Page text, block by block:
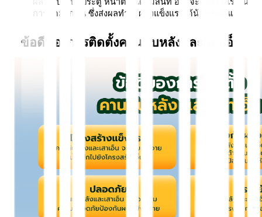
ผลให้เปิด-ปิดประตู หน้าต่างได้ไม่สนิท อาจจะต้องใช้แรงใน
การปิดมากขึ้น ซึ่งส่งผลทำให้ผนังแข็งแรงได้น้อยลงนั่นเอง
ข้อดีของการติดตั้งคานทับหลังและเสาเอ็น